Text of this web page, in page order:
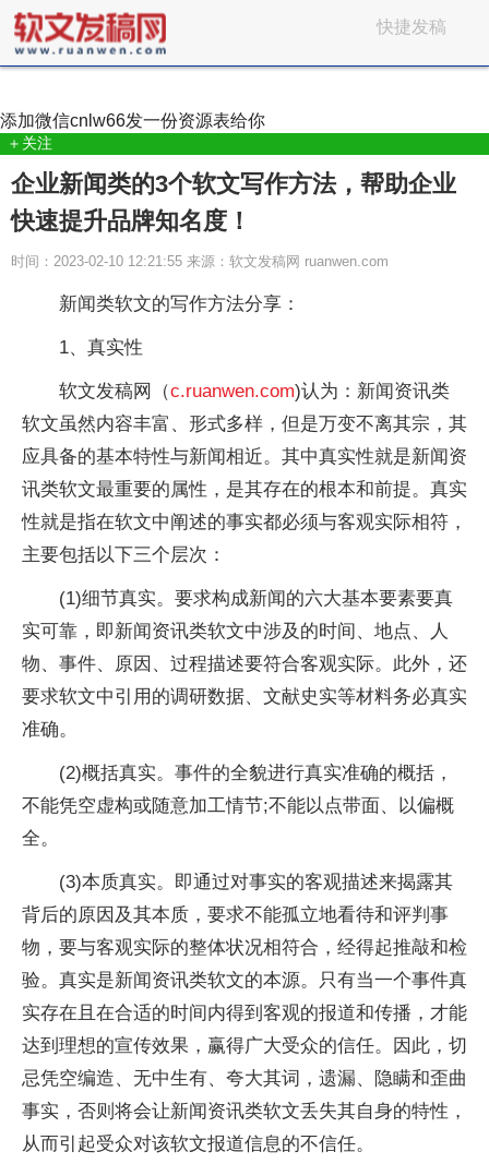
快捷发稿
添加微信cnlw66发一份资源表给你
＋关注
企业新闻类的3个软文写作方法，帮助企业
快速提升品牌知名度！
时间：2023-02-10 12:21:55 来源：软文发稿网 ruanwen.com
新闻类软文的写作方法分享：
1、真实性
软文发稿网（c.ruanwen.com)认为：新闻资讯类
软文虽然内容丰富、形式多样，但是万变不离其宗，其
应具备的基本特性与新闻相近。其中真实性就是新闻资
讯类软文最重要的属性，是其存在的根本和前提。真实
性就是指在软文中阐述的事实都必须与客观实际相符，
主要包括以下三个层次：
(1)细节真实。要求构成新闻的六大基本要素要真
实可靠，即新闻资讯类软文中涉及的时间、地点、人
物、事件、原因、过程描述要符合客观实际。此外，还
要求软文中引用的调研数据、文献史实等材料务必真实
准确。
(2)概括真实。事件的全貌进行真实准确的概括，
不能凭空虚构或随意加工情节;不能以点带面、以偏概
全。
(3)本质真实。即通过对事实的客观描述来揭露其
背后的原因及其本质，要求不能孤立地看待和评判事
物，要与客观实际的整体状况相符合，经得起推敲和检
验。真实是新闻资讯类软文的本源。只有当一个事件真
实存在且在合适的时间内得到客观的报道和传播，才能
达到理想的宣传效果，赢得广大受众的信任。因此，切
忌凭空编造、无中生有、夸大其词，遗漏、隐瞒和歪曲
事实，否则将会让新闻资讯类软文丢失其自身的特性，
从而引起受众对该软文报道信息的不信任。